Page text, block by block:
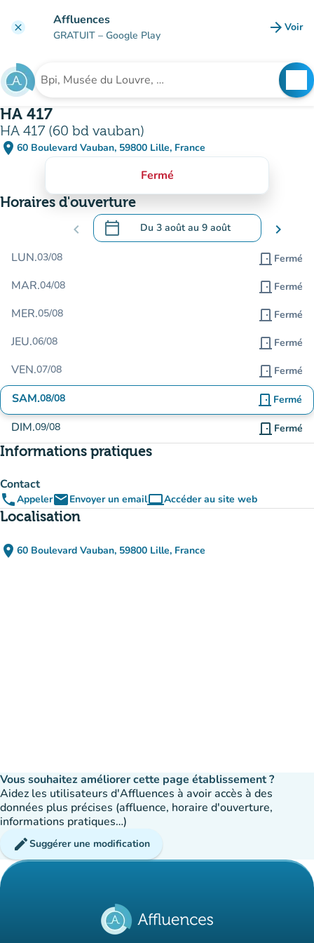
clear Affluences
GRATUIT – Google Play arrow_forward Voir
Rechercher un établissement
HA 417
HA 417 (60 bd vauban)
place 60 Boulevard Vauban, 59800 Lille, France
(ouvrir dans Google Maps)
(nouvel onglet)
Fermé
Horaires d'ouverture
chevron_left calendar_today Du 3 aoûtau 9 août
.Ouvrir le calendrier pour changer de
chevron_right
LUN.03/08 door_front Fermé
MAR.04/08 door_front Fermé
MER.05/08 door_front Fermé
JEU.06/08 door_front Fermé
VEN.07/08 door_front Fermé
SAM.08/08 door_front Fermé
DIM.09/08 door_front Fermé
Informations pratiques
Contact
phoneAppeleremailEnvoyer un emailcomputerAccéder au site web
(nouvel onglet)
Localisation
place 60 Boulevard Vauban, 59800 Lille, France
(ouvrir dans Google Maps)
(nouvel onglet)
Vous souhaitez améliorer cette page établissement ?
Aidez les utilisateurs d'Affluences à avoir accès à des
données plus précises (affluence, horaire d'ouverture,
informations pratiques…)
editSuggérer une modification